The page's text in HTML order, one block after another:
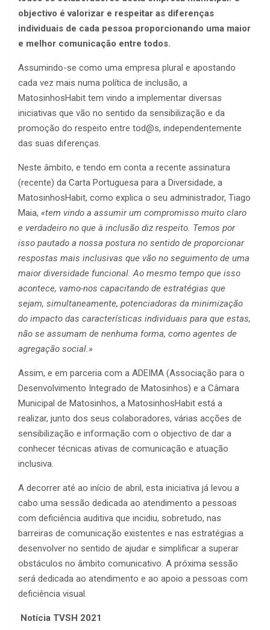
objectivo é valorizar e respeitar as diferenças
individuais de cada pessoa proporcionando uma maior
e melhor comunicação entre todos.
Assumindo-se como uma empresa plural e apostando
cada vez mais numa política de inclusão, a
MatosinhosHabit tem vindo a implementar diversas
iniciativas que vão no sentido da sensibilização e da
promoção do respeito entre tod@s, independentemente
das suas diferenças.
Neste âmbito, e tendo em conta a recente assinatura
(recente) da Carta Portuguesa para a Diversidade, a
MatosinhosHabit, como explica o seu administrador, Tiago
Maia, «tem vindo a assumir um compromisso muito claro
e verdadeiro no que à inclusão diz respeito. Temos por
isso pautado a nossa postura no sentido de proporcionar
respostas mais inclusivas que vão no seguimento de uma
maior diversidade funcional. Ao mesmo tempo que isso
acontece, vamo-nos capacitando de estratégias que
sejam, simultaneamente, potenciadoras da minimização
do impacto das características individuais para que estas,
não se assumam de nenhuma forma, como agentes de
agregação social.»
Assim, e em parceria com a ADEIMA (Associação para o
Desenvolvimento Integrado de Matosinhos) e a Câmara
Municipal de Matosinhos, a MatosinhosHabit está a
realizar, junto dos seus colaboradores, várias acções de
sensibilização e informação com o objectivo de dar a
conhecer técnicas ativas de comunicação e atuação
inclusiva.
A decorrer até ao início de abril, esta iniciativa já levou a
cabo uma sessão dedicada ao atendimento a pessoas
com deficiência auditiva que incidiu, sobretudo, nas
barreiras de comunicação existentes e nas estratégias a
desenvolver no sentido de ajudar e simplificar a superar
obstáculos no âmbito comunicativo. A próxima sessão
será dedicada ao atendimento e ao apoio a pessoas com
deficiência visual.
Notícia TVSH 2021